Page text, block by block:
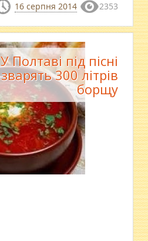
16 серпня 2014 2353
У Полтаві під пісні
зварять 300 літрів
борщу